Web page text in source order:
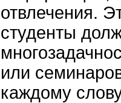
отвлечения.
студенты
или
каждому